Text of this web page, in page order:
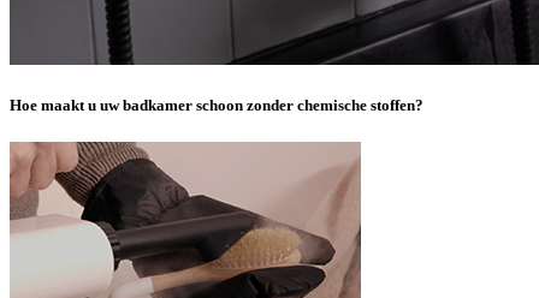
Hoe maakt u uw badkamer schoon zonder chemische stoffen?